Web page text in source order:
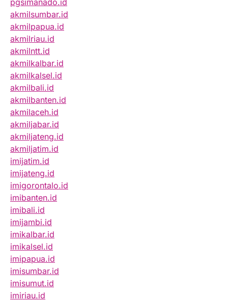
pgsimanado.id
akmilsumbar.id
akmilpapua.id
akmilriau.id
akmilntt.id
akmilkalbar.id
akmilkalsel.id
akmilbali.id
akmilbanten.id
akmilaceh.id
akmiljabar.id
akmiljateng.id
akmiljatim.id
imijatim.id
imijateng.id
imigorontalo.id
imibanten.id
imibali.id
imijambi.id
imikalbar.id
imikalsel.id
imipapua.id
imisumbar.id
imisumut.id
imiriau.id